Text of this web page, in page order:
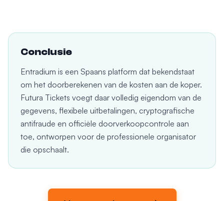
Conclusie
Entradium is een Spaans platform dat bekendstaat
om het doorberekenen van de kosten aan de koper.
Futura Tickets voegt daar volledig eigendom van de
gegevens, flexibele uitbetalingen, cryptografische
antifraude en officiële doorverkoopcontrole aan
toe, ontworpen voor de professionele organisator
die opschaalt.